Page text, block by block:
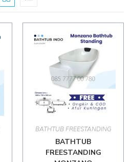
BATHTUB FREESTANDING
BATHTUB
FREESTANDING